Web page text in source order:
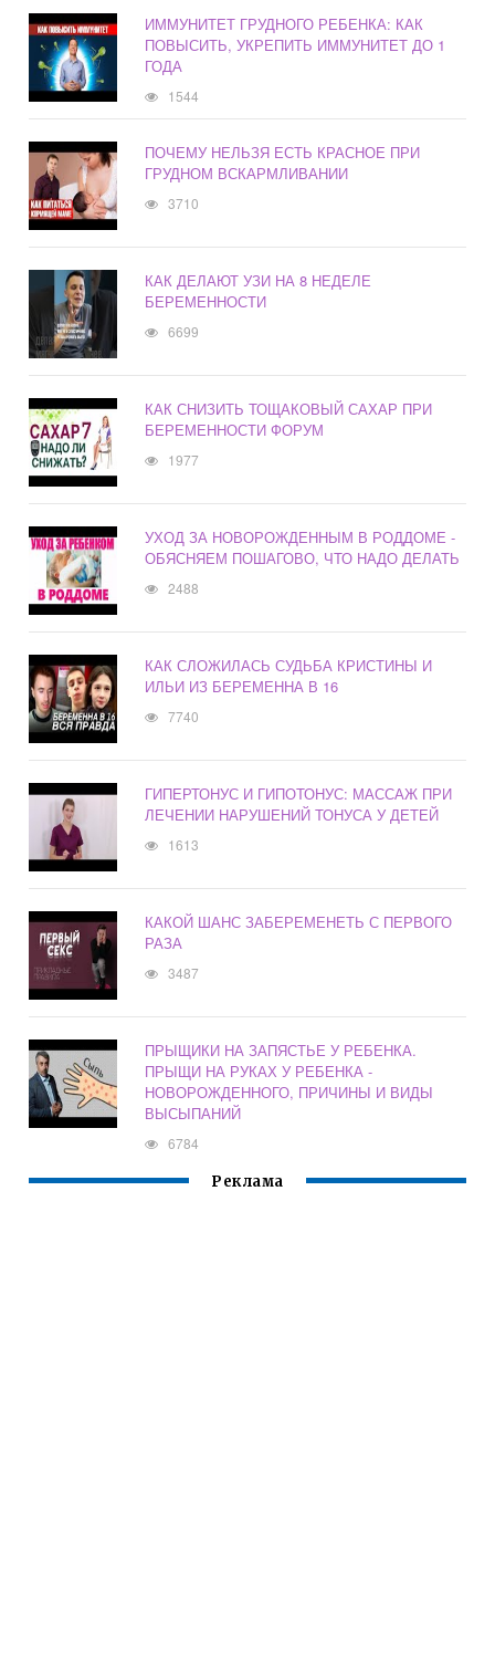
ИММУНИТЕТ ГРУДНОГО РЕБЕНКА: КАК
ПОВЫСИТЬ, УКРЕПИТЬ ИММУНИТЕТ ДО 1
ГОДА
1544
ПОЧЕМУ НЕЛЬЗЯ ЕСТЬ КРАСНОЕ ПРИ
ГРУДНОМ ВСКАРМЛИВАНИИ
3710
КАК ДЕЛАЮТ УЗИ НА 8 НЕДЕЛЕ
БЕРЕМЕННОСТИ
6699
КАК СНИЗИТЬ ТОЩАКОВЫЙ САХАР ПРИ
БЕРЕМЕННОСТИ ФОРУМ
1977
УХОД ЗА НОВОРОЖДЕННЫМ В РОДДОМЕ -
ОБЯСНЯЕМ ПОШАГОВО, ЧТО НАДО ДЕЛАТЬ
2488
КАК СЛОЖИЛАСЬ СУДЬБА КРИСТИНЫ И
ИЛЬИ ИЗ БЕРЕМЕННА В 16
7740
ГИПЕРТОНУС И ГИПОТОНУС: МАССАЖ ПРИ
ЛЕЧЕНИИ НАРУШЕНИЙ ТОНУСА У ДЕТЕЙ
1613
КАКОЙ ШАНС ЗАБЕРЕМЕНЕТЬ С ПЕРВОГО
РАЗА
3487
ПРЫЩИКИ НА ЗАПЯСТЬЕ У РЕБЕНКА.
ПРЫЩИ НА РУКАХ У РЕБЕНКА -
НОВОРОЖДЕННОГО, ПРИЧИНЫ И ВИДЫ
ВЫСЫПАНИЙ
6784
Реклама